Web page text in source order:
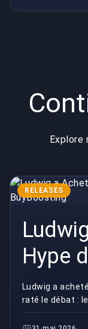
Explore
RELEASES
Hype
Cuite
Ludwig a
raté le débat :
places